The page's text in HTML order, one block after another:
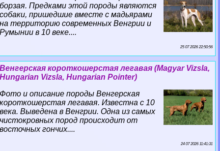
борзая. Предками этой породы являются
собаки, пришедшие вместе с мадьярами
на территорию современных Венгрии и
Румынии в 10 веке....
25 07 2026 22:50:56
Венгерская короткошерстая легавая (Magyar Vizsla,
Hungarian Vizsla, Hungarian Pointer)
Фото и описание породы Венгерская
короткошерстая легавая. Известна с 10
века. Выведена в Венгрии. Одна из самых
чистокровных пород происходит от
восточных гончих....
24 07 2026 11:41:31